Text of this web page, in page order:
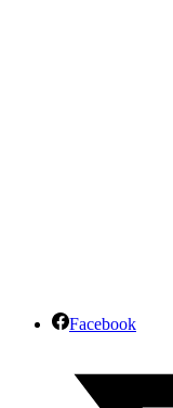
Facebook